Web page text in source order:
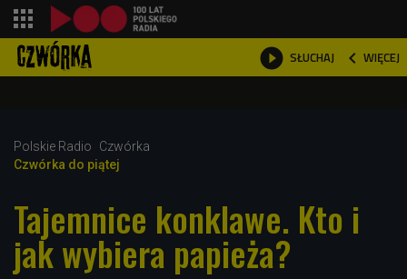
 SŁUCHAJ  WIĘCEJ

Polskie Radio
Czwórka
Czwórka do piątej
Tajemnice konklawe. Kto i
jak wybiera papieża?